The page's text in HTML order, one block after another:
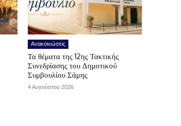
Ανακοινώσεις
Τα θέματα της 12ης Τακτικής
Συνεδρίασης του Δημοτικού
Συμβουλίου Σάμης
4 Αυγούστου 2026